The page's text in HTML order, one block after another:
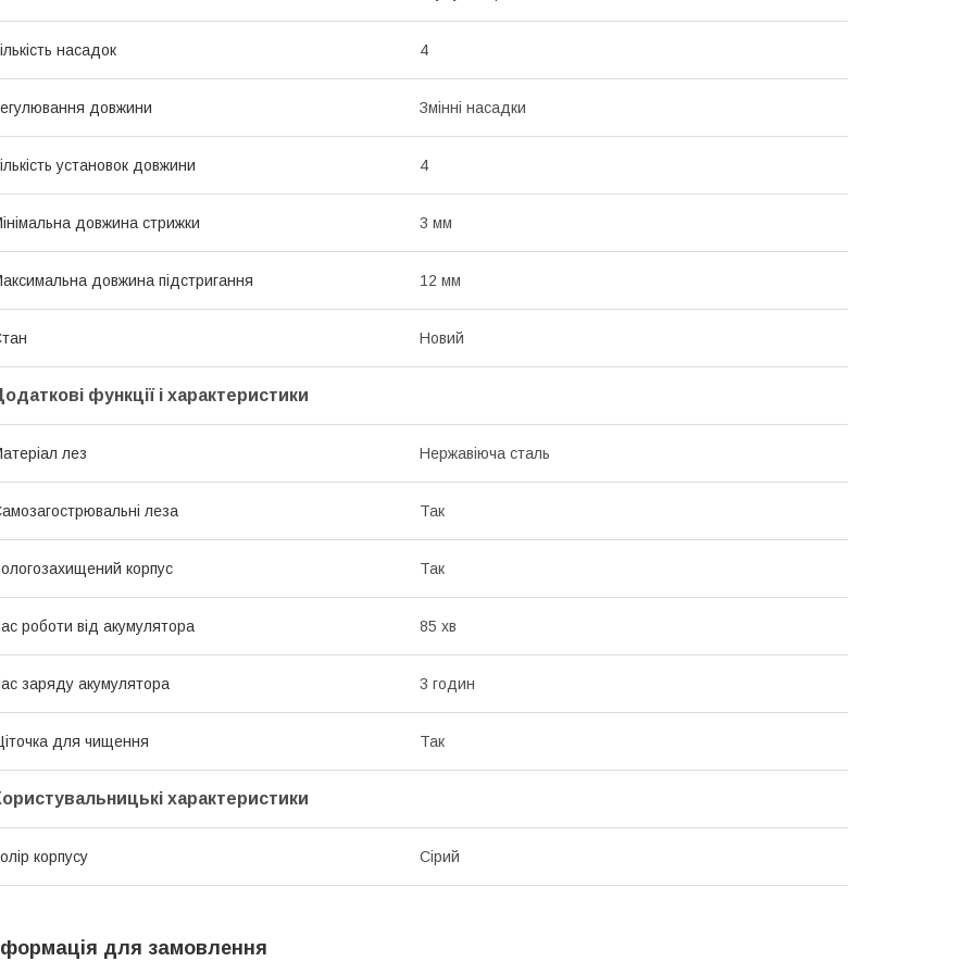
насадок 4
довжини Змінні насадки
установок довжини 4
довжина стрижки 3 мм
довжина підстригання 12 мм
Новий
функції і характеристики
лез Нержавіюча сталь
леза Так
корпус Так
роботи від акумулятора 85 хв
заряду акумулятора 3 годин
для чищення Так
характеристики
корпусу Сірий
для замовлення